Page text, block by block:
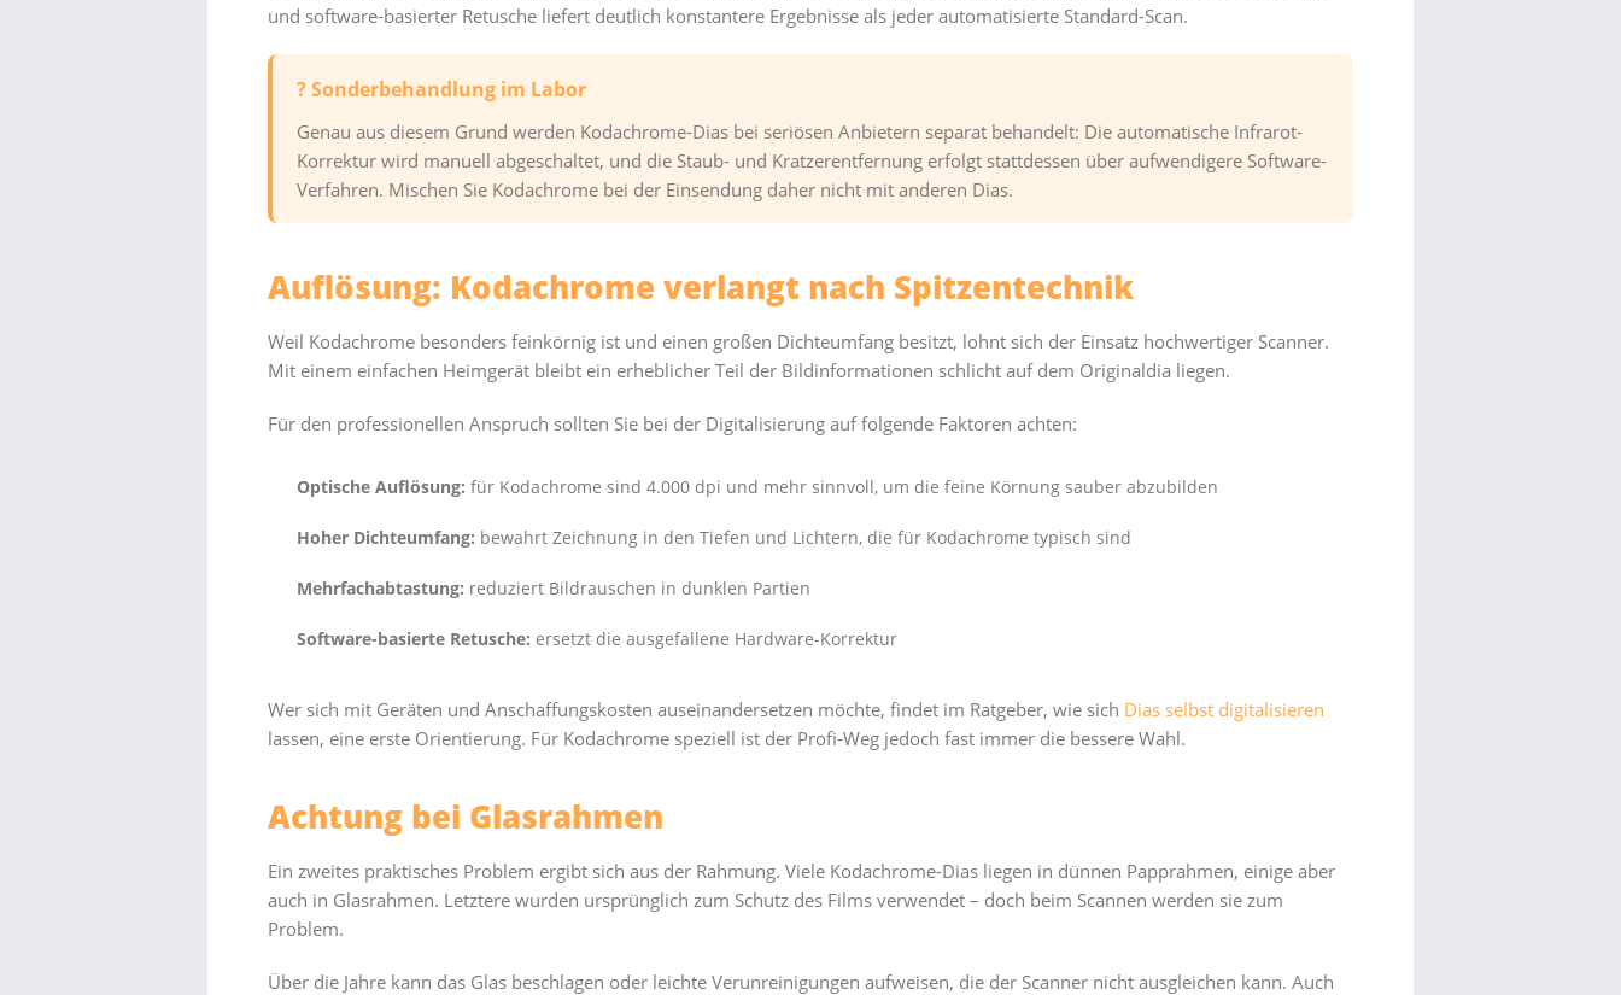
und software-basierter Retusche liefert deutlich konstantere Ergebnisse als jeder automatisierte Standard-Scan.
? Sonderbehandlung im Labor
Genau aus diesem Grund werden Kodachrome-Dias bei seriösen Anbietern separat behandelt: Die automatische Infrarot-
Korrektur wird manuell abgeschaltet, und die Staub- und Kratzerentfernung erfolgt stattdessen über aufwendigere Software-
Verfahren. Mischen Sie Kodachrome bei der Einsendung daher nicht mit anderen Dias.
Auflösung: Kodachrome verlangt nach Spitzentechnik
Weil Kodachrome besonders feinkörnig ist und einen großen Dichteumfang besitzt, lohnt sich der Einsatz hochwertiger Scanner.
Mit einem einfachen Heimgerät bleibt ein erheblicher Teil der Bildinformationen schlicht auf dem Originaldia liegen.
Für den professionellen Anspruch sollten Sie bei der Digitalisierung auf folgende Faktoren achten:
Optische Auflösung: für Kodachrome sind 4.000 dpi und mehr sinnvoll, um die feine Körnung sauber abzubilden
Hoher Dichteumfang: bewahrt Zeichnung in den Tiefen und Lichtern, die für Kodachrome typisch sind
Mehrfachabtastung: reduziert Bildrauschen in dunklen Partien
Software-basierte Retusche: ersetzt die ausgefallene Hardware-Korrektur
Wer sich mit Geräten und Anschaffungskosten auseinandersetzen möchte, findet im Ratgeber, wie sich Dias selbst digitalisieren
lassen, eine erste Orientierung. Für Kodachrome speziell ist der Profi-Weg jedoch fast immer die bessere Wahl.
Achtung bei Glasrahmen
Ein zweites praktisches Problem ergibt sich aus der Rahmung. Viele Kodachrome-Dias liegen in dünnen Papprahmen, einige aber
auch in Glasrahmen. Letztere wurden ursprünglich zum Schutz des Films verwendet – doch beim Scannen werden sie zum
Problem.
Über die Jahre kann das Glas beschlagen oder leichte Verunreinigungen aufweisen, die der Scanner nicht ausgleichen kann. Auch